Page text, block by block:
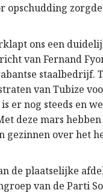
opschudding
ons een
van Fernand
staalbedrijf.
van Tubize
er nog steeds en
deze mars
gezinnen over het
de plaatselijke
van de Parti